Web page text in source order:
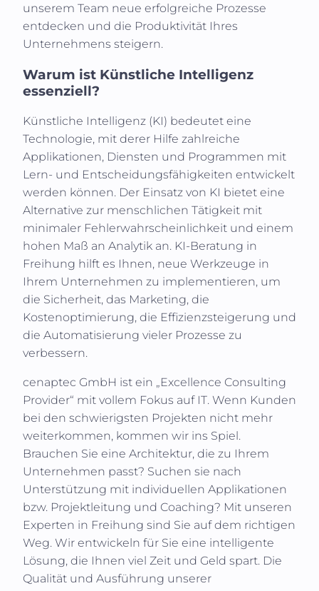
unserem Team neue erfolgreiche Prozesse
entdecken und die Produktivität Ihres
Unternehmens steigern.
Warum ist Künstliche Intelligenz
essenziell?
Künstliche Intelligenz (KI) bedeutet eine
Technologie, mit derer Hilfe zahlreiche
Applikationen, Diensten und Programmen mit
Lern- und Entscheidungsfähigkeiten entwickelt
werden können. Der Einsatz von KI bietet eine
Alternative zur menschlichen Tätigkeit mit
minimaler Fehlerwahrscheinlichkeit und einem
hohen Maß an Analytik an. KI-Beratung in
Freihung hilft es Ihnen, neue Werkzeuge in
Ihrem Unternehmen zu implementieren, um
die Sicherheit, das Marketing, die
Kostenoptimierung, die Effizienzsteigerung und
die Automatisierung vieler Prozesse zu
verbessern.
cenaptec GmbH ist ein „Excellence Consulting
Provider“ mit vollem Fokus auf IT. Wenn Kunden
bei den schwierigsten Projekten nicht mehr
weiterkommen, kommen wir ins Spiel.
Brauchen Sie eine Architektur, die zu Ihrem
Unternehmen passt? Suchen sie nach
Unterstützung mit individuellen Applikationen
bzw. Projektleitung und Coaching? Mit unseren
Experten in Freihung sind Sie auf dem richtigen
Weg. Wir entwickeln für Sie eine intelligente
Lösung, die Ihnen viel Zeit und Geld spart. Die
Qualität und Ausführung unserer